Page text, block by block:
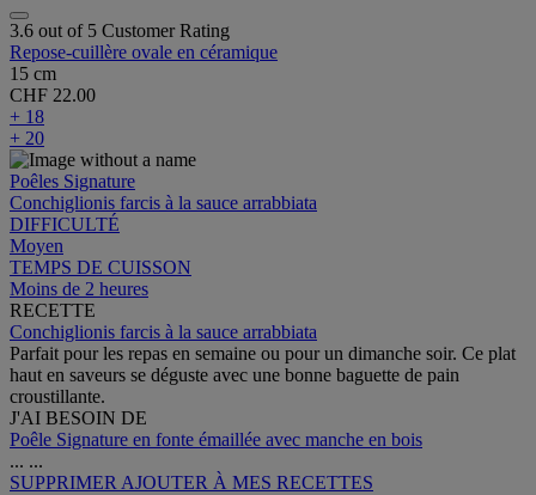
3.6 out of 5 Customer Rating
Repose-cuillère ovale en céramique
15 cm
CHF 22.00
+ 18
+ 20
Poêles Signature
Conchiglionis farcis à la sauce arrabbiata
DIFFICULTÉ
Moyen
TEMPS DE CUISSON
Moins de 2 heures
RECETTE
Conchiglionis farcis à la sauce arrabbiata
Parfait pour les repas en semaine ou pour un dimanche soir. Ce plat
haut en saveurs se déguste avec une bonne baguette de pain
croustillante.
J'AI BESOIN DE
Poêle Signature en fonte émaillée avec manche en bois
... ...
SUPPRIMER AJOUTER À MES RECETTES